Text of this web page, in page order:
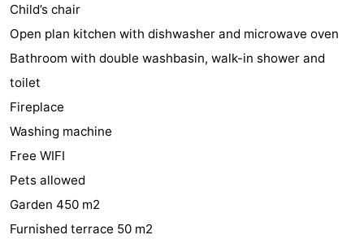
de
Aires
jeux
-
Parcours
mini-
Centres
bien-
&
Nature
guidées
Sports
Child’s chair
Open plan kitchen with dishwasher and microwave oven
Bathroom with double washbasin, walk-in shower and
toilet
Fireplace
Washing machine
Free WIFI
Pets allowed
Garden 450 m2
Furnished terrace 50 m2